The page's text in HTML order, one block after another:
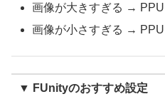
画像が大きすぎる →
画像が小さすぎる →
▼ FUnityのおすすめ設定